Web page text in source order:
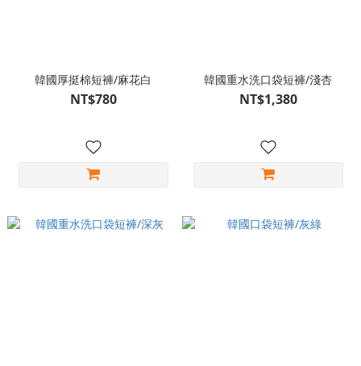
韓國厚挺棉短褲/麻花白
NT$780
韓國重水洗口袋短褲/淺杏
NT$1,380